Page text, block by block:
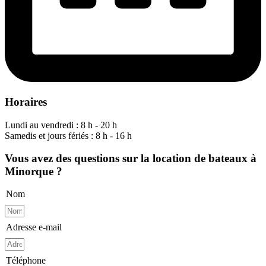
Horaires
Lundi au vendredi : 8 h - 20 h
Samedis et jours fériés : 8 h - 16 h
Vous avez des questions sur la location de bateaux à
Minorque ?
Nom
Adresse e-mail
Téléphone